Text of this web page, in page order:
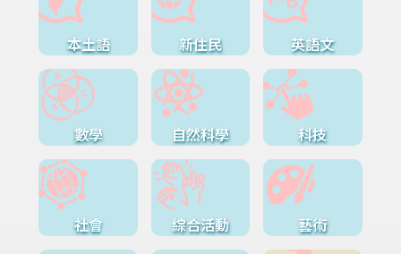
本土語 新住民 英語文
數學 自然科學 科技
社會 綜合活動 藝術